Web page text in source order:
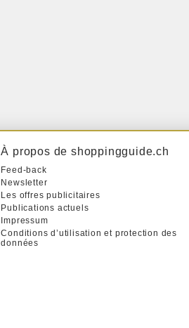
À propos de shoppingguide.ch
Feed-back
Newsletter
Les offres publicitaires
Publications actuels
Impressum
Conditions d’utilisation et protection des
données